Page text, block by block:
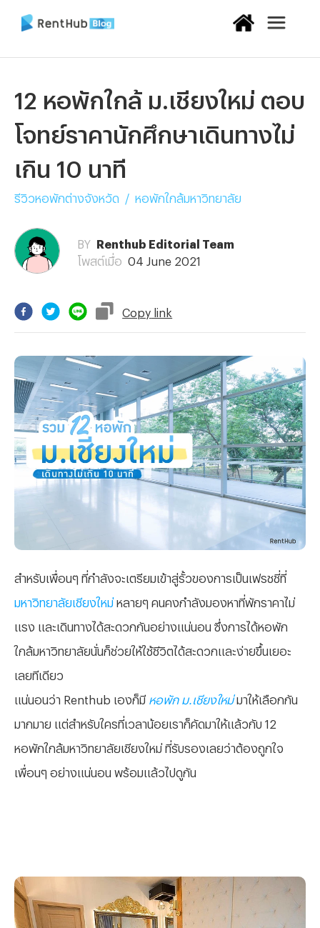
12 หอพักใกล้ ม.เชียงใหม่ ตอบ
โจทย์ราคานักศึกษาเดินทางไม่
เกิน 10 นาที
รีวิวหอพักต่างจังหวัด / หอพักใกล้มหาวิทยาลัย
BY
Renthub Editorial Team
โพสต์เมื่อ
04 June 2021
Copy link
สำหรับเพื่อนๆ ที่กำลังจะเตรียมเข้าสู่รั้วของการเป็นเฟรชชี่ที่
มหาวิทยาลัยเชียงใหม่หลายๆ คนคงกำลังมองหาที่พักราคาไม่
แรง และเดินทางได้สะดวกกันอย่างแน่นอน ซึ่งการได้หอพัก
ใกล้มหาวิทยาลัยนั่นก็ช่วยให้ใช้ชีวิตได้สะดวกและง่ายขึ้นเยอะ
เลยทีเดียว
แน่นอนว่า Renthub เองก็มี หอพัก ม.เชียงใหม่มาให้เลือกกัน
มากมาย แต่สำหรับใครที่เวลาน้อยเราก็คัดมาให้แล้วกับ 12
หอพักใกล้มหาวิทยาลัยเชียงใหม่ ที่รับรองเลยว่าต้องถูกใจ
เพื่อนๆ อย่างแน่นอน พร้อมแล้วไปดูกัน